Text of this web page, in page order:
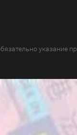
указание